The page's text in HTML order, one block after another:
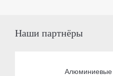
Наши партнёры
Алюминиевые